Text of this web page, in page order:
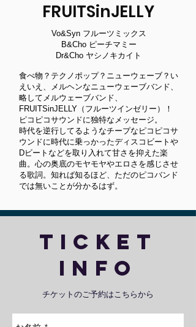
FRUITSinJELLY
Vo&Syn フルーツミックス
B&Cho ピーチマミー
Dr&Cho ヤシノキカイト
食べ物？テクノポップ？ニューウェーブ？い
えいえ、メルヘンなニューウェーブバンド、
略してメルウェーブバンド、
FRUITSinJELLY（フルーツインゼリー）！
ピコピコサウンドに独特なメッセージ。
時代を逆行してるようなチープなピコピコサ
ウンドに時代に乗っかったディスコビートや
Dビートなどを取り入れて甘さを抑えた楽
曲。心の奥底のモヤモヤやエロさを感じさせ
る歌詞。知れば知るほど、ただのピコバンド
では無いことが分かるはず。
Ticket
info
チケットのご予約はこちらから